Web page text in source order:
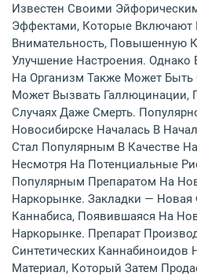
Известен Своими
Эффектами, Которые
Внимательность, Повышенную
Улучшение Настроения. Однако
На Организм Также Может
Может Вызвать Галлюцинации,
Случаях Даже Смерть.
Новосибирске Началась В
Стал Популярным В Качестве
Несмотря На Потенциальные
Популярным Препаратом На
Наркорынке. Закладки — Новая
Каннабиса, Появившаяся На
Наркорынке. Препарат
Синтетических Каннабиноидов
Материал, Который Затем